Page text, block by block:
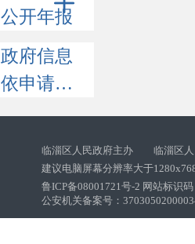
公开年报
政府信息
依申请公开
临淄区人民政府主办 临淄区人
建议电脑屏幕分辨率大于
鲁ICP备08001721号-2 网站标识
公安机关备案号：